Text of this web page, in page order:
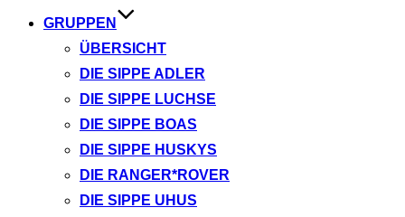
GRUPPEN
ÜBERSICHT
DIE SIPPE ADLER
DIE SIPPE LUCHSE
DIE SIPPE BOAS
DIE SIPPE HUSKYS
DIE RANGER*ROVER
DIE SIPPE UHUS